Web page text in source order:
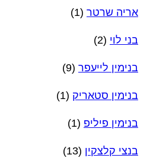
אריה שרטר (1)
בני לוי (2)
בנימין לייעפר (9)
בנימין סטאריק (1)
בנימין פיליפ (1)
בנצי קלצקין (13)